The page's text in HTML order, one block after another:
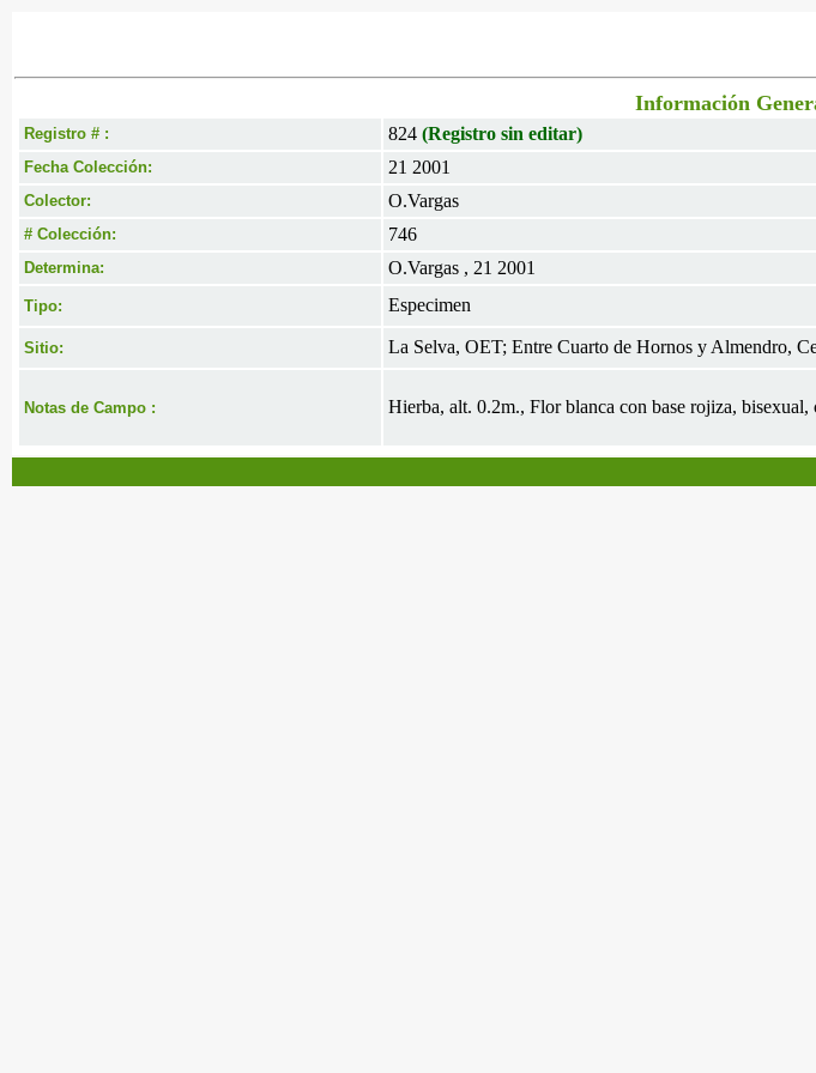
Información
Registro # : 824 (Registro sin editar)
Fecha Colección: 21 2001
Colector: O.Vargas
# Colección: 746
Determina: O.Vargas , 21 2001
Tipo: Especimen
Sitio: La Selva, OET; Entre Cuarto de Hornos y Almendro,
Notas de Campo : Hierba, alt. 0.2m., Flor blanca con base rojiza,